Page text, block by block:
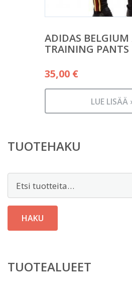
ADIDAS BELGIUM
TRAINING
35,00 €
LUE LISÄÄ
TUOTEHAKU
HAKU
TUOTEALUEET